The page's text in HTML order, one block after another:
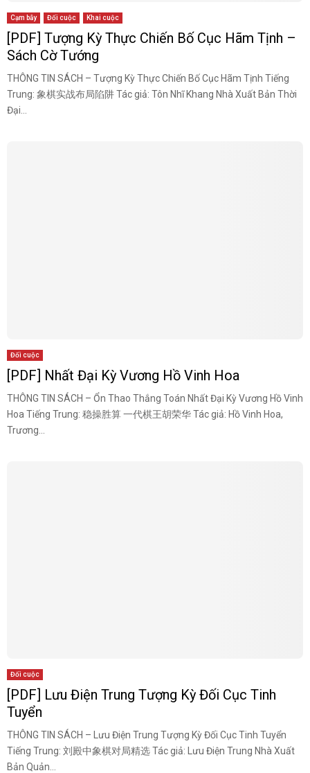
Cạm bẫy Đối cuộc Khai cuộc
[PDF] Tượng Kỳ Thực Chiến Bố Cục Hãm Tịnh –
Sách Cờ Tướng
THÔNG TIN SÁCH – Tượng Kỳ Thực Chiến Bố Cục Hãm Tịnh Tiếng
Trung: 象棋实战布局陷阱 Tác giả: Tôn Nhĩ Khang Nhà Xuất Bản Thời
Đại...
Đối cuộc
[PDF] Nhất Đại Kỳ Vương Hồ Vinh Hoa
THÔNG TIN SÁCH – Ổn Thao Thắng Toán Nhất Đại Kỳ Vương Hồ Vinh
Hoa Tiếng Trung: 稳操胜算 一代棋王胡荣华 Tác giả: Hồ Vinh Hoa,
Trương...
Đối cuộc
[PDF] Lưu Điện Trung Tượng Kỳ Đối Cục Tinh
Tuyển
THÔNG TIN SÁCH – Lưu Điện Trung Tượng Kỳ Đối Cục Tinh Tuyển
Tiếng Trung: 刘殿中象棋对局精选 Tác giả: Lưu Điện Trung Nhà Xuất
Bản Quản...